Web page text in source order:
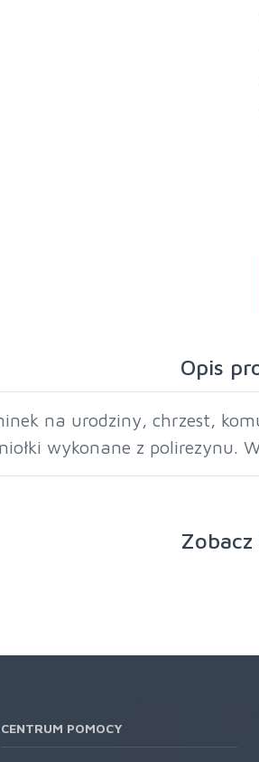
Opis
na urodziny, chrzest,
wykonane z polirezynu.
CENTRUM POMOCY